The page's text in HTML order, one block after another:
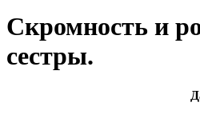
Скромность и
сестры.